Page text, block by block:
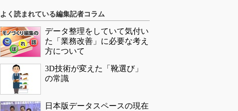
よく読まれている編集記者コラム
データ整理をしていて気付い
た「業務改善」に必要な考え
方について
3D技術が変えた「靴選び」
の常識
日本版データスペースの現在